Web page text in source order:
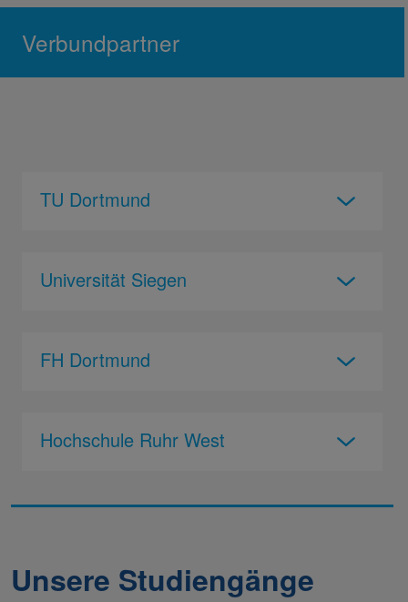
Verbundpartner
TU Dortmund
Universität Siegen
FH Dortmund
Hochschule Ruhr West
Unsere Studiengänge